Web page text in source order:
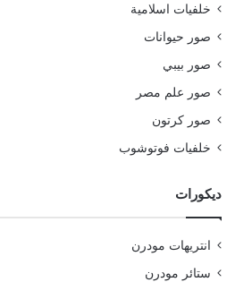
خلفيات اسلامية
صور حيوانات
صور بيبي
صور علم مصر
صور كرتون
خلفيات فوتوشوب
ديكورات
انتريهات مودرن
ستائر مودرن